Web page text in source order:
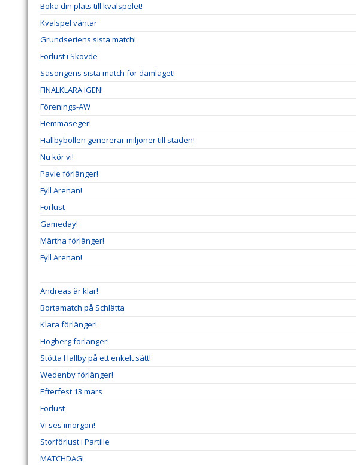
Boka din plats till kvalspelet!
Kvalspel väntar
Grundseriens sista match!
Förlust i Skövde
Säsongens sista match för damlaget!
FINALKLARA IGEN!
Förenings-AW
Hemmaseger!
Hallbybollen genererar miljoner till staden!
Nu kör vi!
Pavle förlänger!
Fyll Arenan!
Förlust
Gameday!
Märtha förlänger!
Fyll Arenan!
Andreas är klar!
Bortamatch på Schlätta
Klara förlänger!
Högberg förlänger!
Stötta Hallby på ett enkelt sätt!
Wedenby förlänger!
Efterfest 13 mars
Förlust
Vi ses imorgon!
Storförlust i Partille
MATCHDAG!